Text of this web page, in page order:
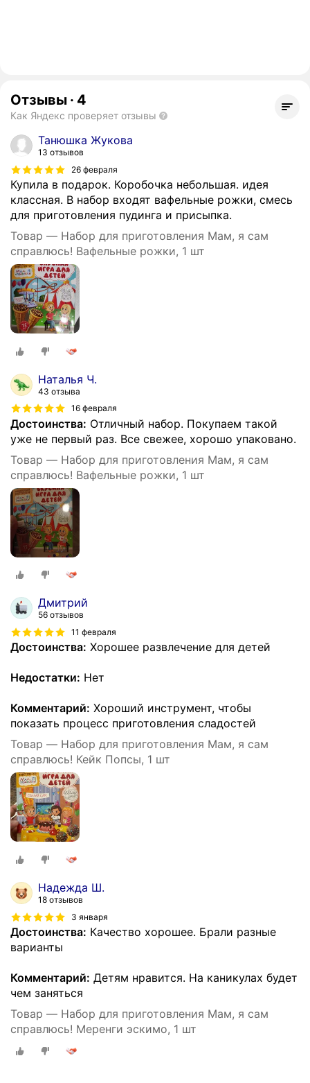
Отзывы · 4
Как Яндекс проверяет отзывы
Танюшка Жукова
13 отзывов
26 февраля
Купила в подарок. Коробочка небольшая. идея
классная. В набор входят вафельные рожки, смесь
для приготовления пудинга и присыпка.
Товар — Набор для приготовления Мам, я сам
справлюсь! Вафельные рожки, 1 шт
Наталья Ч.
43 отзыва
16 февраля
Достоинства: Отличный набор. Покупаем такой
уже не первый раз. Все свежее, хорошо упаковано.
Товар — Набор для приготовления Мам, я сам
справлюсь! Вафельные рожки, 1 шт
Дмитрий
56 отзывов
11 февраля
Достоинства: Хорошее развлечение для детей
Недостатки: Нет
Комментарий: Хороший инструмент, чтобы
показать процесс приготовления сладостей
Товар — Набор для приготовления Мам, я сам
справлюсь! Кейк Попсы, 1 шт
Надежда Ш.
18 отзывов
3 января
Достоинства: Качество хорошее. Брали разные
варианты
Комментарий: Детям нравится. На каникулах будет
чем заняться
Товар — Набор для приготовления Мам, я сам
справлюсь! Меренги эскимо, 1 шт